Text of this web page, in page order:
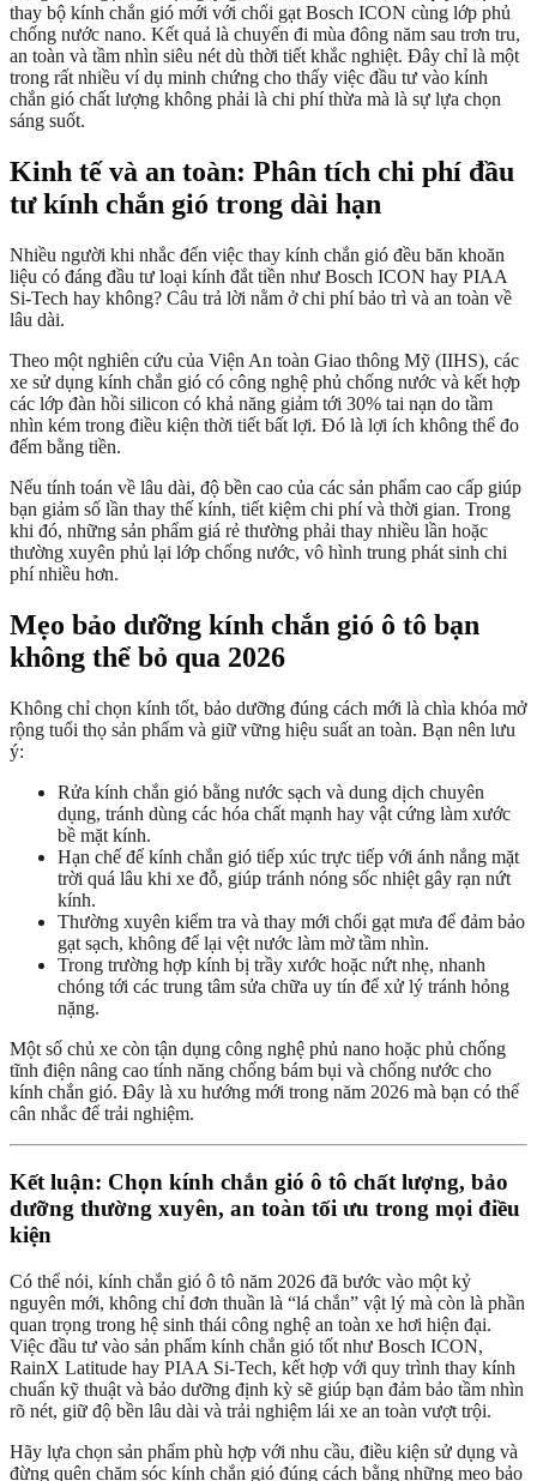
thay bộ kính chắn gió mới với chổi gạt Bosch ICON cùng lớp phủ
chống nước nano. Kết quả là chuyến đi mùa đông năm sau trơn tru,
an toàn và tầm nhìn siêu nét dù thời tiết khắc nghiệt. Đây chỉ là một
trong rất nhiều ví dụ minh chứng cho thấy việc đầu tư vào kính
chắn gió chất lượng không phải là chi phí thừa mà là sự lựa chọn
sáng suốt.
Kinh tế và an toàn: Phân tích chi phí đầu
tư kính chắn gió trong dài hạn
Nhiều người khi nhắc đến việc thay kính chắn gió đều băn khoăn
liệu có đáng đầu tư loại kính đắt tiền như Bosch ICON hay PIAA
Si-Tech hay không? Câu trả lời nằm ở chi phí bảo trì và an toàn về
lâu dài.
Theo một nghiên cứu của Viện An toàn Giao thông Mỹ (IIHS), các
xe sử dụng kính chắn gió có công nghệ phủ chống nước và kết hợp
các lớp đàn hồi silicon có khả năng giảm tới 30% tai nạn do tầm
nhìn kém trong điều kiện thời tiết bất lợi. Đó là lợi ích không thể đo
đếm bằng tiền.
Nếu tính toán về lâu dài, độ bền cao của các sản phẩm cao cấp giúp
bạn giảm số lần thay thế kính, tiết kiệm chi phí và thời gian. Trong
khi đó, những sản phẩm giá rẻ thường phải thay nhiều lần hoặc
thường xuyên phủ lại lớp chống nước, vô hình trung phát sinh chi
phí nhiều hơn.
Mẹo bảo dưỡng kính chắn gió ô tô bạn
không thể bỏ qua 2026
Không chỉ chọn kính tốt, bảo dưỡng đúng cách mới là chìa khóa mở
rộng tuổi thọ sản phẩm và giữ vững hiệu suất an toàn. Bạn nên lưu
ý:
Rửa kính chắn gió bằng nước sạch và dung dịch chuyên
dụng, tránh dùng các hóa chất mạnh hay vật cứng làm xước
bề mặt kính.
Hạn chế để kính chắn gió tiếp xúc trực tiếp với ánh nắng mặt
trời quá lâu khi xe đỗ, giúp tránh nóng sốc nhiệt gây rạn nứt
kính.
Thường xuyên kiểm tra và thay mới chổi gạt mưa để đảm bảo
gạt sạch, không để lại vệt nước làm mờ tầm nhìn.
Trong trường hợp kính bị trầy xước hoặc nứt nhẹ, nhanh
chóng tới các trung tâm sửa chữa uy tín để xử lý tránh hỏng
nặng.
Một số chủ xe còn tận dụng công nghệ phủ nano hoặc phủ chống
tĩnh điện nâng cao tính năng chống bám bụi và chống nước cho
kính chắn gió. Đây là xu hướng mới trong năm 2026 mà bạn có thể
cân nhắc để trải nghiệm.
Kết luận: Chọn kính chắn gió ô tô chất lượng, bảo
dưỡng thường xuyên, an toàn tối ưu trong mọi điều
kiện
Có thể nói, kính chắn gió ô tô năm 2026 đã bước vào một kỷ
nguyên mới, không chỉ đơn thuần là “lá chắn” vật lý mà còn là phần
quan trọng trong hệ sinh thái công nghệ an toàn xe hơi hiện đại.
Việc đầu tư vào sản phẩm kính chắn gió tốt như Bosch ICON,
RainX Latitude hay PIAA Si-Tech, kết hợp với quy trình thay kính
chuẩn kỹ thuật và bảo dưỡng định kỳ sẽ giúp bạn đảm bảo tầm nhìn
rõ nét, giữ độ bền lâu dài và trải nghiệm lái xe an toàn vượt trội.
Hãy lựa chọn sản phẩm phù hợp với nhu cầu, điều kiện sử dụng và
đừng quên chăm sóc kính chắn gió đúng cách bằng những mẹo bảo